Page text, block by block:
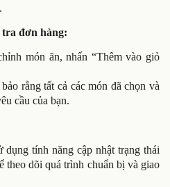
tra đơn hàng:
món ăn, nhấn “Thêm vào giỏ
rằng tất cả các món đã chọn và
cầu của bạn.
dụng tính năng cập nhật trạng thái
theo dõi quá trình chuẩn bị và giao